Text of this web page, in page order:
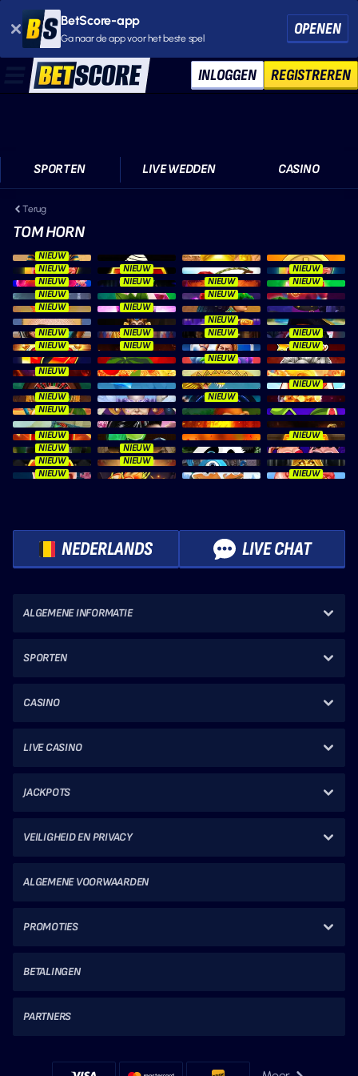
BetScore-app
Ga naar de app voor het beste spel OPENEN
INLOGGEN REGISTREREN
SPORTEN LIVE WEDDEN CASINO
Terug
TOM HORN
NIEUW
NIEUW
NIEUW
NIEUW
NIEUW
NIEUW NIEUW
NIEUW
NIEUW
NIEUW
NIEUW
NIEUW
NIEUW
NIEUW
NIEUW NIEUW
NIEUW
NIEUW
NIEUW
NIEUW
NIEUW
NIEUW
NIEUW
NIEUW
NIEUW
NIEUW
NIEUW
NIEUW
NIEUW
NIEUW
NIEUW
NIEUW
NIEUW
NIEUW
NEDERLANDS LIVE CHAT
ALGEMENE INFORMATIE
SPORTEN
CASINO
LIVE CASINO
JACKPOTS
VEILIGHEID EN PRIVACY
ALGEMENE VOORWAARDEN
PROMOTIES
BETALINGEN
PARTNERS